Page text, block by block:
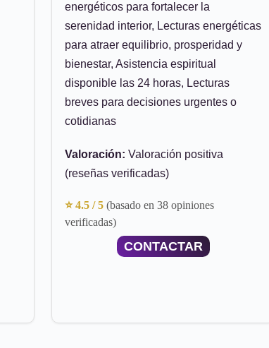
energéticos para fortalecer la
serenidad interior, Lecturas energéticas
para atraer equilibrio, prosperidad y
bienestar, Asistencia espiritual
disponible las 24 horas, Lecturas
breves para decisiones urgentes o
cotidianas
Valoración: Valoración positiva
(reseñas verificadas)
⭐ 4.5 / 5 (basado en 38 opiniones
verificadas)
CONTACTAR